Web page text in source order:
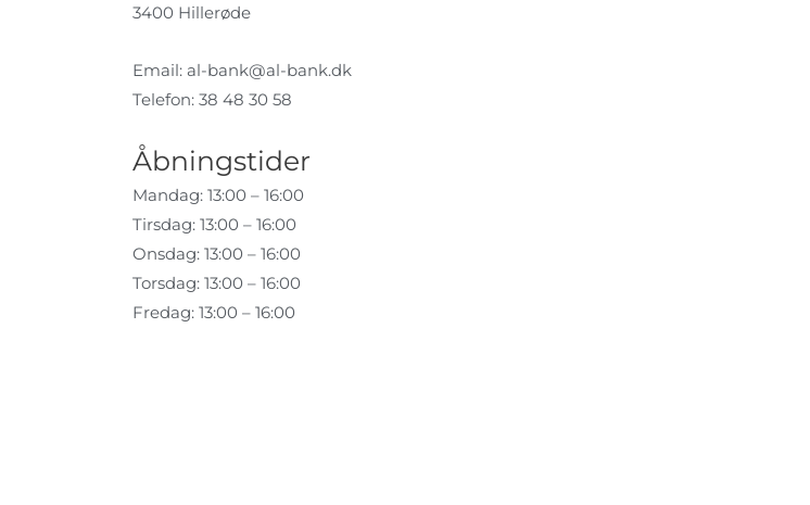
3400 Hillerøde
Email: al-bank@al-bank.dk
Telefon: 38 48 30 58
Åbningstider
Mandag: 13:00 – 16:00
Tirsdag: 13:00 – 16:00
Onsdag: 13:00 – 16:00
Torsdag: 13:00 – 16:00
Fredag: 13:00 – 16:00